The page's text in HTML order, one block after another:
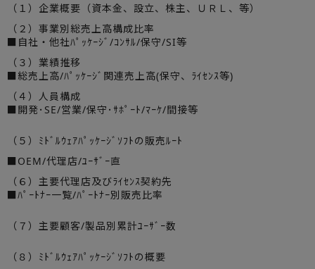
（１）企業概要（資本金、設立、株主、ＵＲＬ、等）
（２）事業別総売上高構成比率
■自社・他社ﾊﾟｯｹｰｼﾞ/ｺﾝｻﾙ/保守/SI等
（３）業績推移
■総売上高/ﾊﾟｯｹｰｼﾞ関連売上高(保守、ﾗｲｾﾝｽ等)
（４）人員構成
■開発･SE/営業/保守･ｻﾎﾟｰﾄ/ﾏｰｹ/間接等
（５）ﾐﾄﾞﾙｳｪｱﾊﾟｯｹｰｼﾞｿﾌﾄの販売ﾙｰﾄ
■OEM/代理店/ﾕｰｻﾞｰ直
（６）主要代理店及びﾗｲｾﾝｽ契約先
■ﾊﾟｰﾄﾅｰ一覧/ﾊﾟｰﾄﾅｰ別販売比率
（７）主要顧客/製品別累計ﾕｰｻﾞｰ数
（８）ﾐﾄﾞﾙｳｪｱﾊﾟｯｹｰｼﾞｿﾌﾄの概要